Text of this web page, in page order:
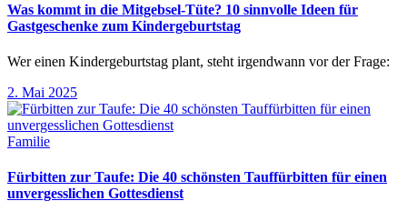
Was kommt in die Mitgebsel-Tüte? 10 sinnvolle Ideen für
Gastgeschenke zum Kindergeburtstag
Wer einen Kindergeburtstag plant, steht irgendwann vor der Frage:
2. Mai 2025
Familie
Fürbitten zur Taufe: Die 40 schönsten Tauffürbitten für einen
unvergesslichen Gottesdienst